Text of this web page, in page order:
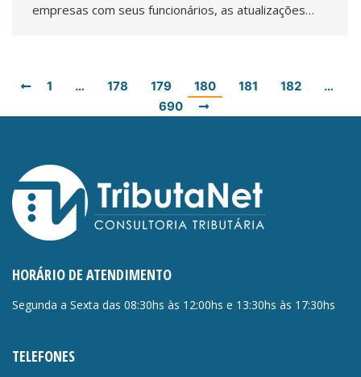
empresas com seus funcionários, as atualizações…
1 … 178 179 180 181 182
…
690
HORÁRIO DE ATENDIMENTO
Segunda a Sexta das 08:30hs às 12:00hs e 13:30hs às 17:30hs
TELEFONES